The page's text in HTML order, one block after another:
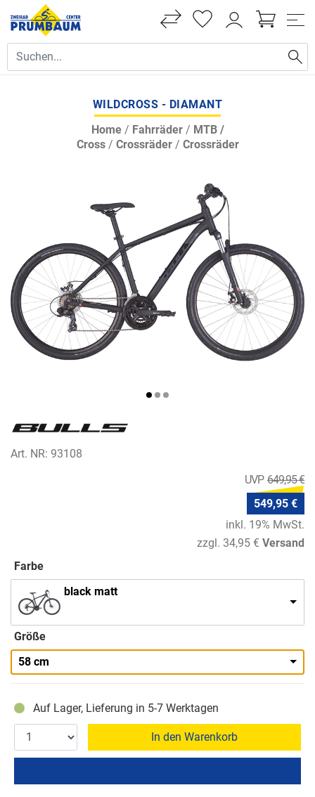
WILDCROSS - DIAMANT
Home/ Fahrräder/ MTB /
Cross/ Crossräder/ Crossräder
Art. NR: 93108
649,95 €
549,95 €
inkl. 19% MwSt.
zzgl. 34,95 € Versand
Farbe
black matt
Größe
58 cm
Auf Lager, Lieferung in 5-7 Werktagen
In den Warenkorb